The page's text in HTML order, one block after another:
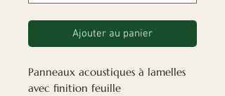
Ajouter au panier
Panneaux acoustiques à lamelles
avec finition feuille